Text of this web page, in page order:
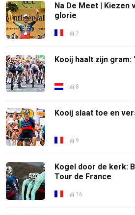
Na De Meet |
glorie
2
Kooij haalt zijn gram:
8
Kooij slaat toe en
9
Kogel door de kerk:
Tour de France
16